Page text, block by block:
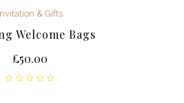
& Gifts
Welcome Bags
£50.00